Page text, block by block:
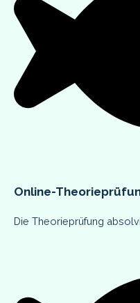
Online-
Die Theorieprüfung